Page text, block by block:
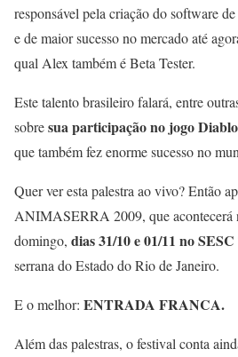
responsável pela criação do software
e de maior sucesso no mercado até
qual Alex também é Beta Tester.
Este talento brasileiro falará, entre
sobresua participação no jogo
que também fez enorme sucesso no
Quer ver esta palestra ao vivo? Então
ANIMASERRA 2009, que acontecerá
domingo, dias 31/10 e 01/11 no
serrana do Estado do Rio de Janeiro.
E o melhor: ENTRADA FRANCA.
Além das palestras, o festival conta